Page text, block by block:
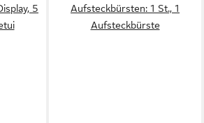
5
Aufsteckbürsten: 1 St., 1
Aufsteckbürste